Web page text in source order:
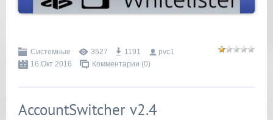
Системные 3527 1191
pvc1
16 Окт 2016
Комментарии (0)
AccountSwitcher v2.4